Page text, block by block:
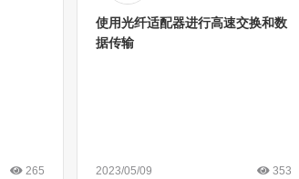
265
使用光纤适配器进行高速交换和数
据传输
2023/05/09 353